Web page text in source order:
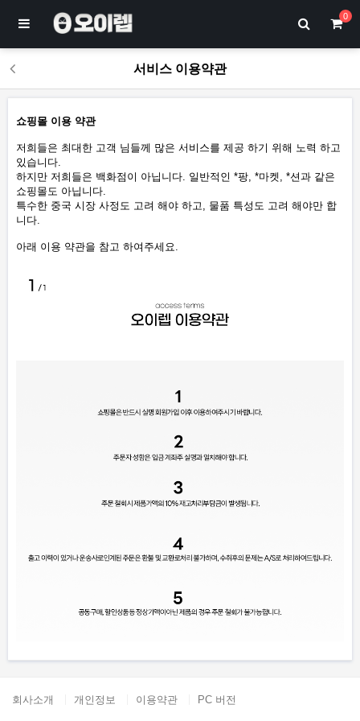
0
서비스 이용약관
쇼핑몰 이용 약관
저희들은 최대한 고객 님들께 많은 서비스를 제공 하기 위해 노력 하고
있습니다.
하지만 저희들은 백화점이 아닙니다. 일반적인 *팡, *마켓, *션과 같은
쇼핑몰도 아닙니다.
특수한 중국 시장 사정도 고려 해야 하고, 물품 특성도 고려 해야만 합
니다.
아래 이용 약관을 참고 하여주세요.
회사소개 개인정보 이용약관 PC 버전